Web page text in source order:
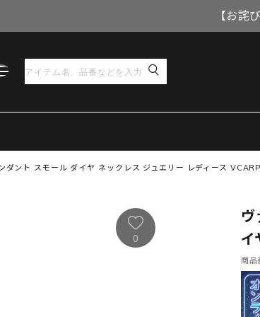
【お詫
ダント スモール ダイヤ ネックレス ジュエリー レディース
0
ヴ
イ
商